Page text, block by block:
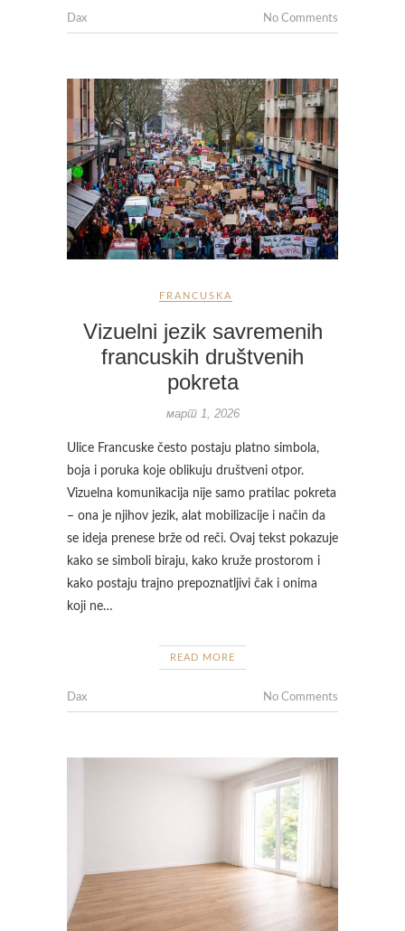
Dax No Comments
FRANCUSKA
Vizuelni jezik savremenih
francuskih društvenih
pokreta
март 1, 2026
Ulice Francuske često postaju platno simbola,
boja i poruka koje oblikuju društveni otpor.
Vizuelna komunikacija nije samo pratilac pokreta
– ona je njihov jezik, alat mobilizacije i način da
se ideja prenese brže od reči. Ovaj tekst pokazuje
kako se simboli biraju, kako kruže prostorom i
kako postaju trajno prepoznatljivi čak i onima
koji ne…
READ MORE
Dax No Comments